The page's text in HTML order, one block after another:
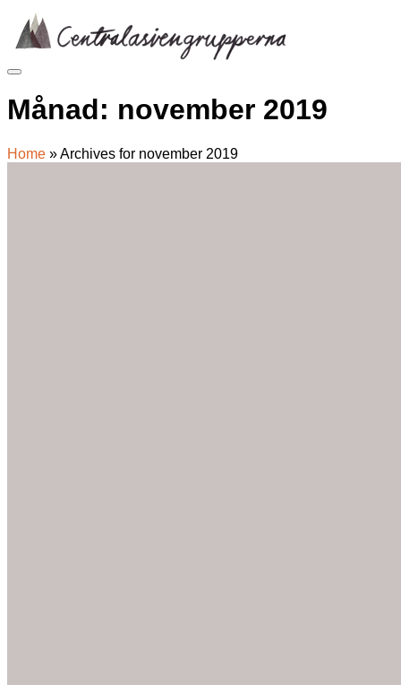
Skip
content
Månad: november 2019
Home »Archives for november 2019